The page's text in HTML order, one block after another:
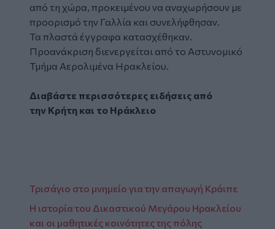
από τη χώρα, προκειμένου να αναχωρήσουν με
προορισμό την Γαλλία και συνελήφθησαν.
Τα πλαστά έγγραφα κατασχέθηκαν.
Προανάκριση διενεργείται από το Αστυνομικό
Τμήμα Αερολιμένα Ηρακλείου.
Διαβάστε περισσότερες ειδήσεις από
την Κρήτη και το Ηράκλειο
Τρισάγιο στο μνημείο για την απαγωγή Κράιπε
Η ιστορία του Δικαστικού Μεγάρου Ηρακλείου
και οι μαθητικές κοινότητες της πόλης